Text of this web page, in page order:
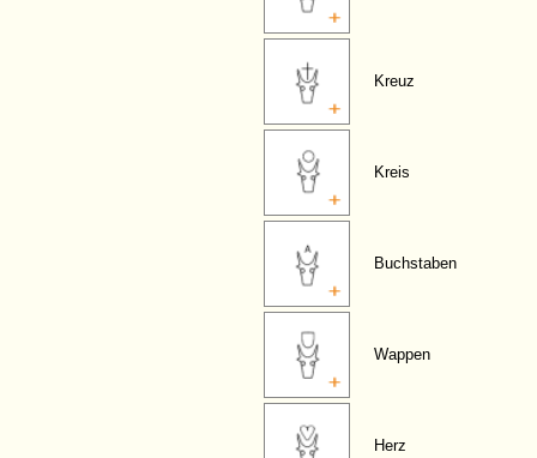
Kreuz
Kreis
Buchstaben
Wappen
Herz